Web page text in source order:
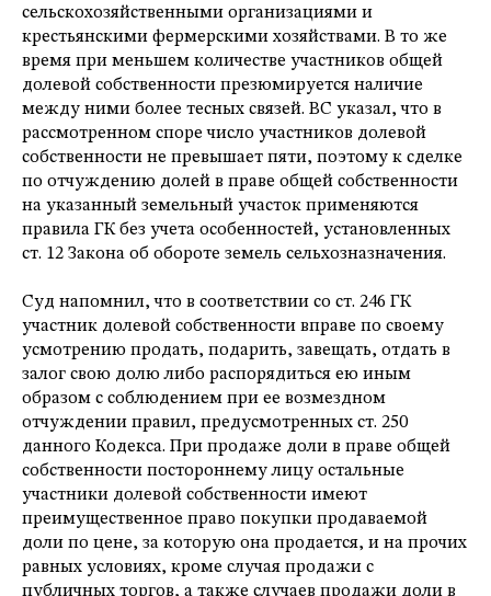
сельскохозяйственными организациями и
крестьянскими фермерскими хозяйствами. В то же
время при меньшем количестве участников общей
долевой собственности презюмируется наличие
между ними более тесных связей. ВС указал, что в
рассмотренном споре число участников долевой
собственности не превышает пяти, поэтому к сделке
по отчуждению долей в праве общей собственности
на указанный земельный участок применяются
правила ГК без учета особенностей, установленных
ст. 12 Закона об обороте земель сельхозназначения.
Суд напомнил, что в соответствии со ст. 246 ГК
участник долевой собственности вправе по своему
усмотрению продать, подарить, завещать, отдать в
залог свою долю либо распорядиться ею иным
образом с соблюдением при ее возмездном
отчуждении правил, предусмотренных ст. 250
данного Кодекса. При продаже доли в праве общей
собственности постороннему лицу остальные
участники долевой собственности имеют
преимущественное право покупки продаваемой
доли по цене, за которую она продается, и на прочих
равных условиях, кроме случая продажи с
публичных торгов, а также случаев продажи доли в